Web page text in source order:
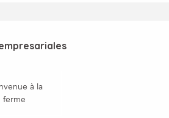
de
à la
ferme